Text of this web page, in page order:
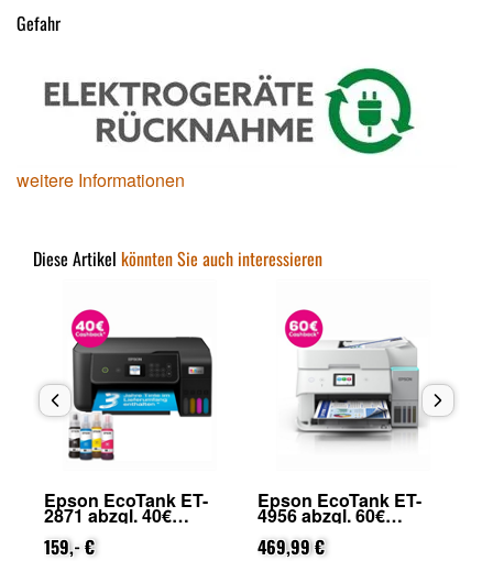
Gefahr
weitere Informationen
Diese Artikel könnten Sie auch interessieren
Epson EcoTank ET-
2871 abzgl. 40€
Cashback (von Epson
nach Registrierung)
159,- €
Epson EcoTank ET-
4956 abzgl. 60€
Cashback (von Epson
nach Registrierung)
469,99 €